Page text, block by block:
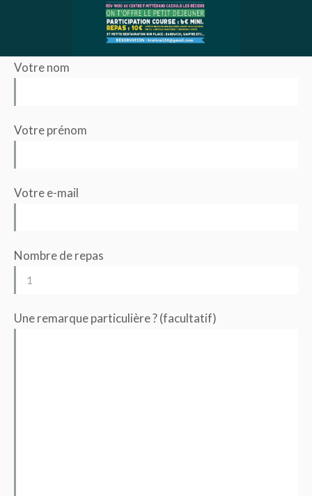
Votre nom
Votre prénom
Votre e-mail
Nombre de repas
Une remarque particulière ? (facultatif)